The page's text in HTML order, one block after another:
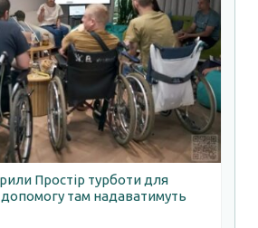
Простір турботи для
допомогу там надаватимуть